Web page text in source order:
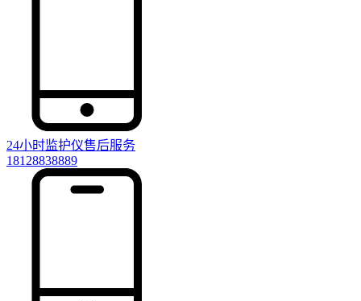
24小时监护仪售后服务
18128838889